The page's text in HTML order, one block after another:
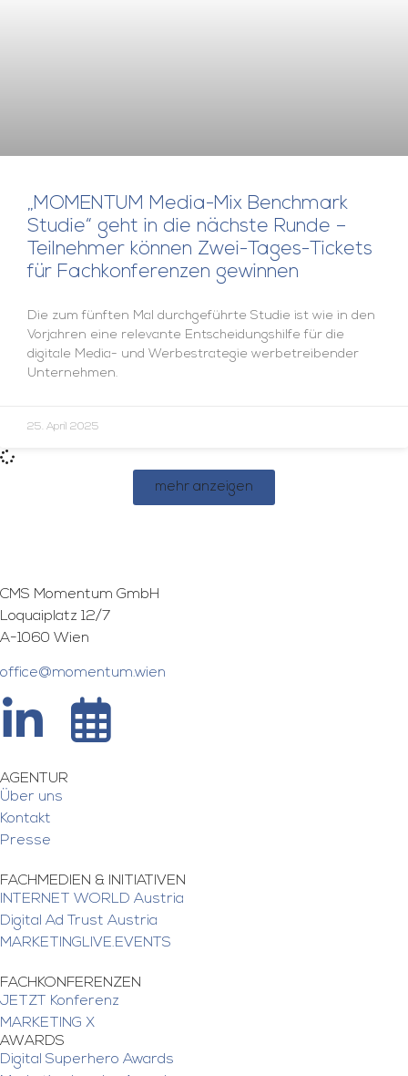
„MOMENTUM Media-Mix Benchmark
Studie“ geht in die nächste Runde –
Teilnehmer können Zwei-Tages-Tickets
für Fachkonferenzen gewinnen
Die zum fünften Mal durchgeführte Studie ist wie in den
Vorjahren eine relevante Entscheidungshilfe für die
digitale Media- und Werbestrategie werbetreibender
Unternehmen.
25. April 2025
mehr anzeigen
CMS Momentum GmbH
Loquaiplatz 12/7
A-1060 Wien
office@momentum.wien
AGENTUR
Über uns
Kontakt
Presse
FACHMEDIEN & INITIATIVEN
INTERNET WORLD Austria
Digital Ad Trust Austria
MARKETINGLIVE.EVENTS
FACHKONFERENZEN
JETZT Konferenz
MARKETING X
AWARDS
Digital Superhero Awards